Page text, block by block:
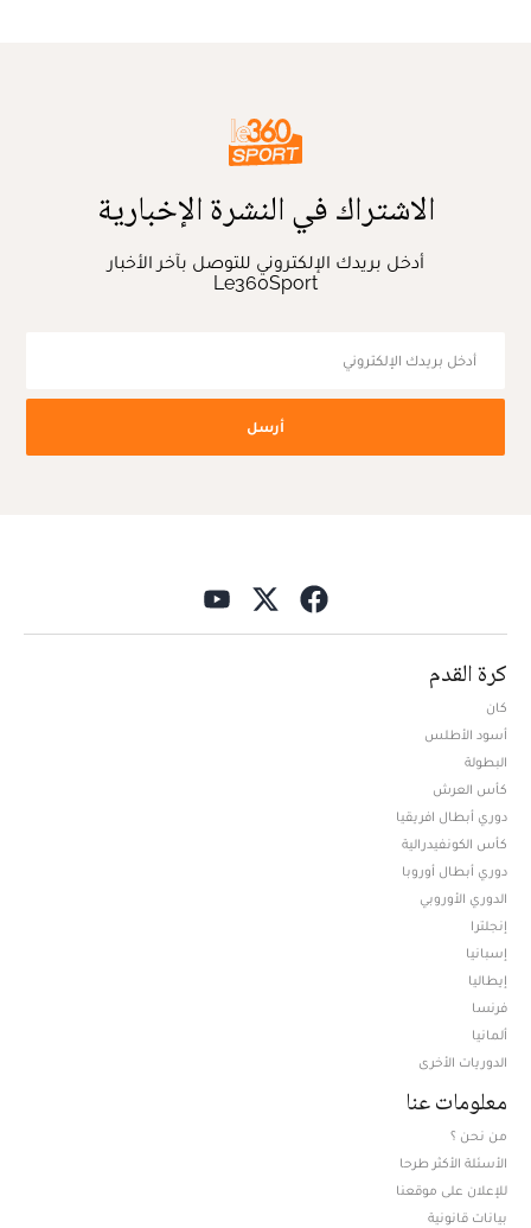
الاشتراك في النشرة الإخبارية
أدخل بريدك الإلكتروني للتوصل بآخر الأخبار
Le360Sport
أرسل
كرة القدم
كان
أسود الأطلس
البطولة
كأس العرش
دوري أبطال افريقيا
كأس الكونفيدرالية
دوري أبطال أوروبا
الدوري الأوروبي
إنجلترا
إسبانيا
إيطاليا
فرنسا
ألمانيا
الدوريات الأخرى
معلومات عنا
من نحن ؟
الأسئلة الأكثر طرحا
للإعلان على موقعنا
بيانات قانونية